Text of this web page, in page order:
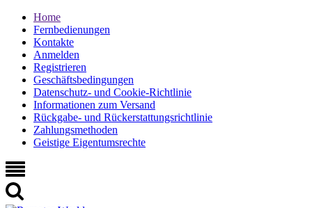
Home
Fernbedienungen
Kontakte
Anmelden
Registrieren
Geschäftsbedingungen
Datenschutz- und Cookie-Richtlinie
Informationen zum Versand
Rückgabe- und Rückerstattungsrichtlinie
Zahlungsmethoden
Geistige Eigentumsrechte